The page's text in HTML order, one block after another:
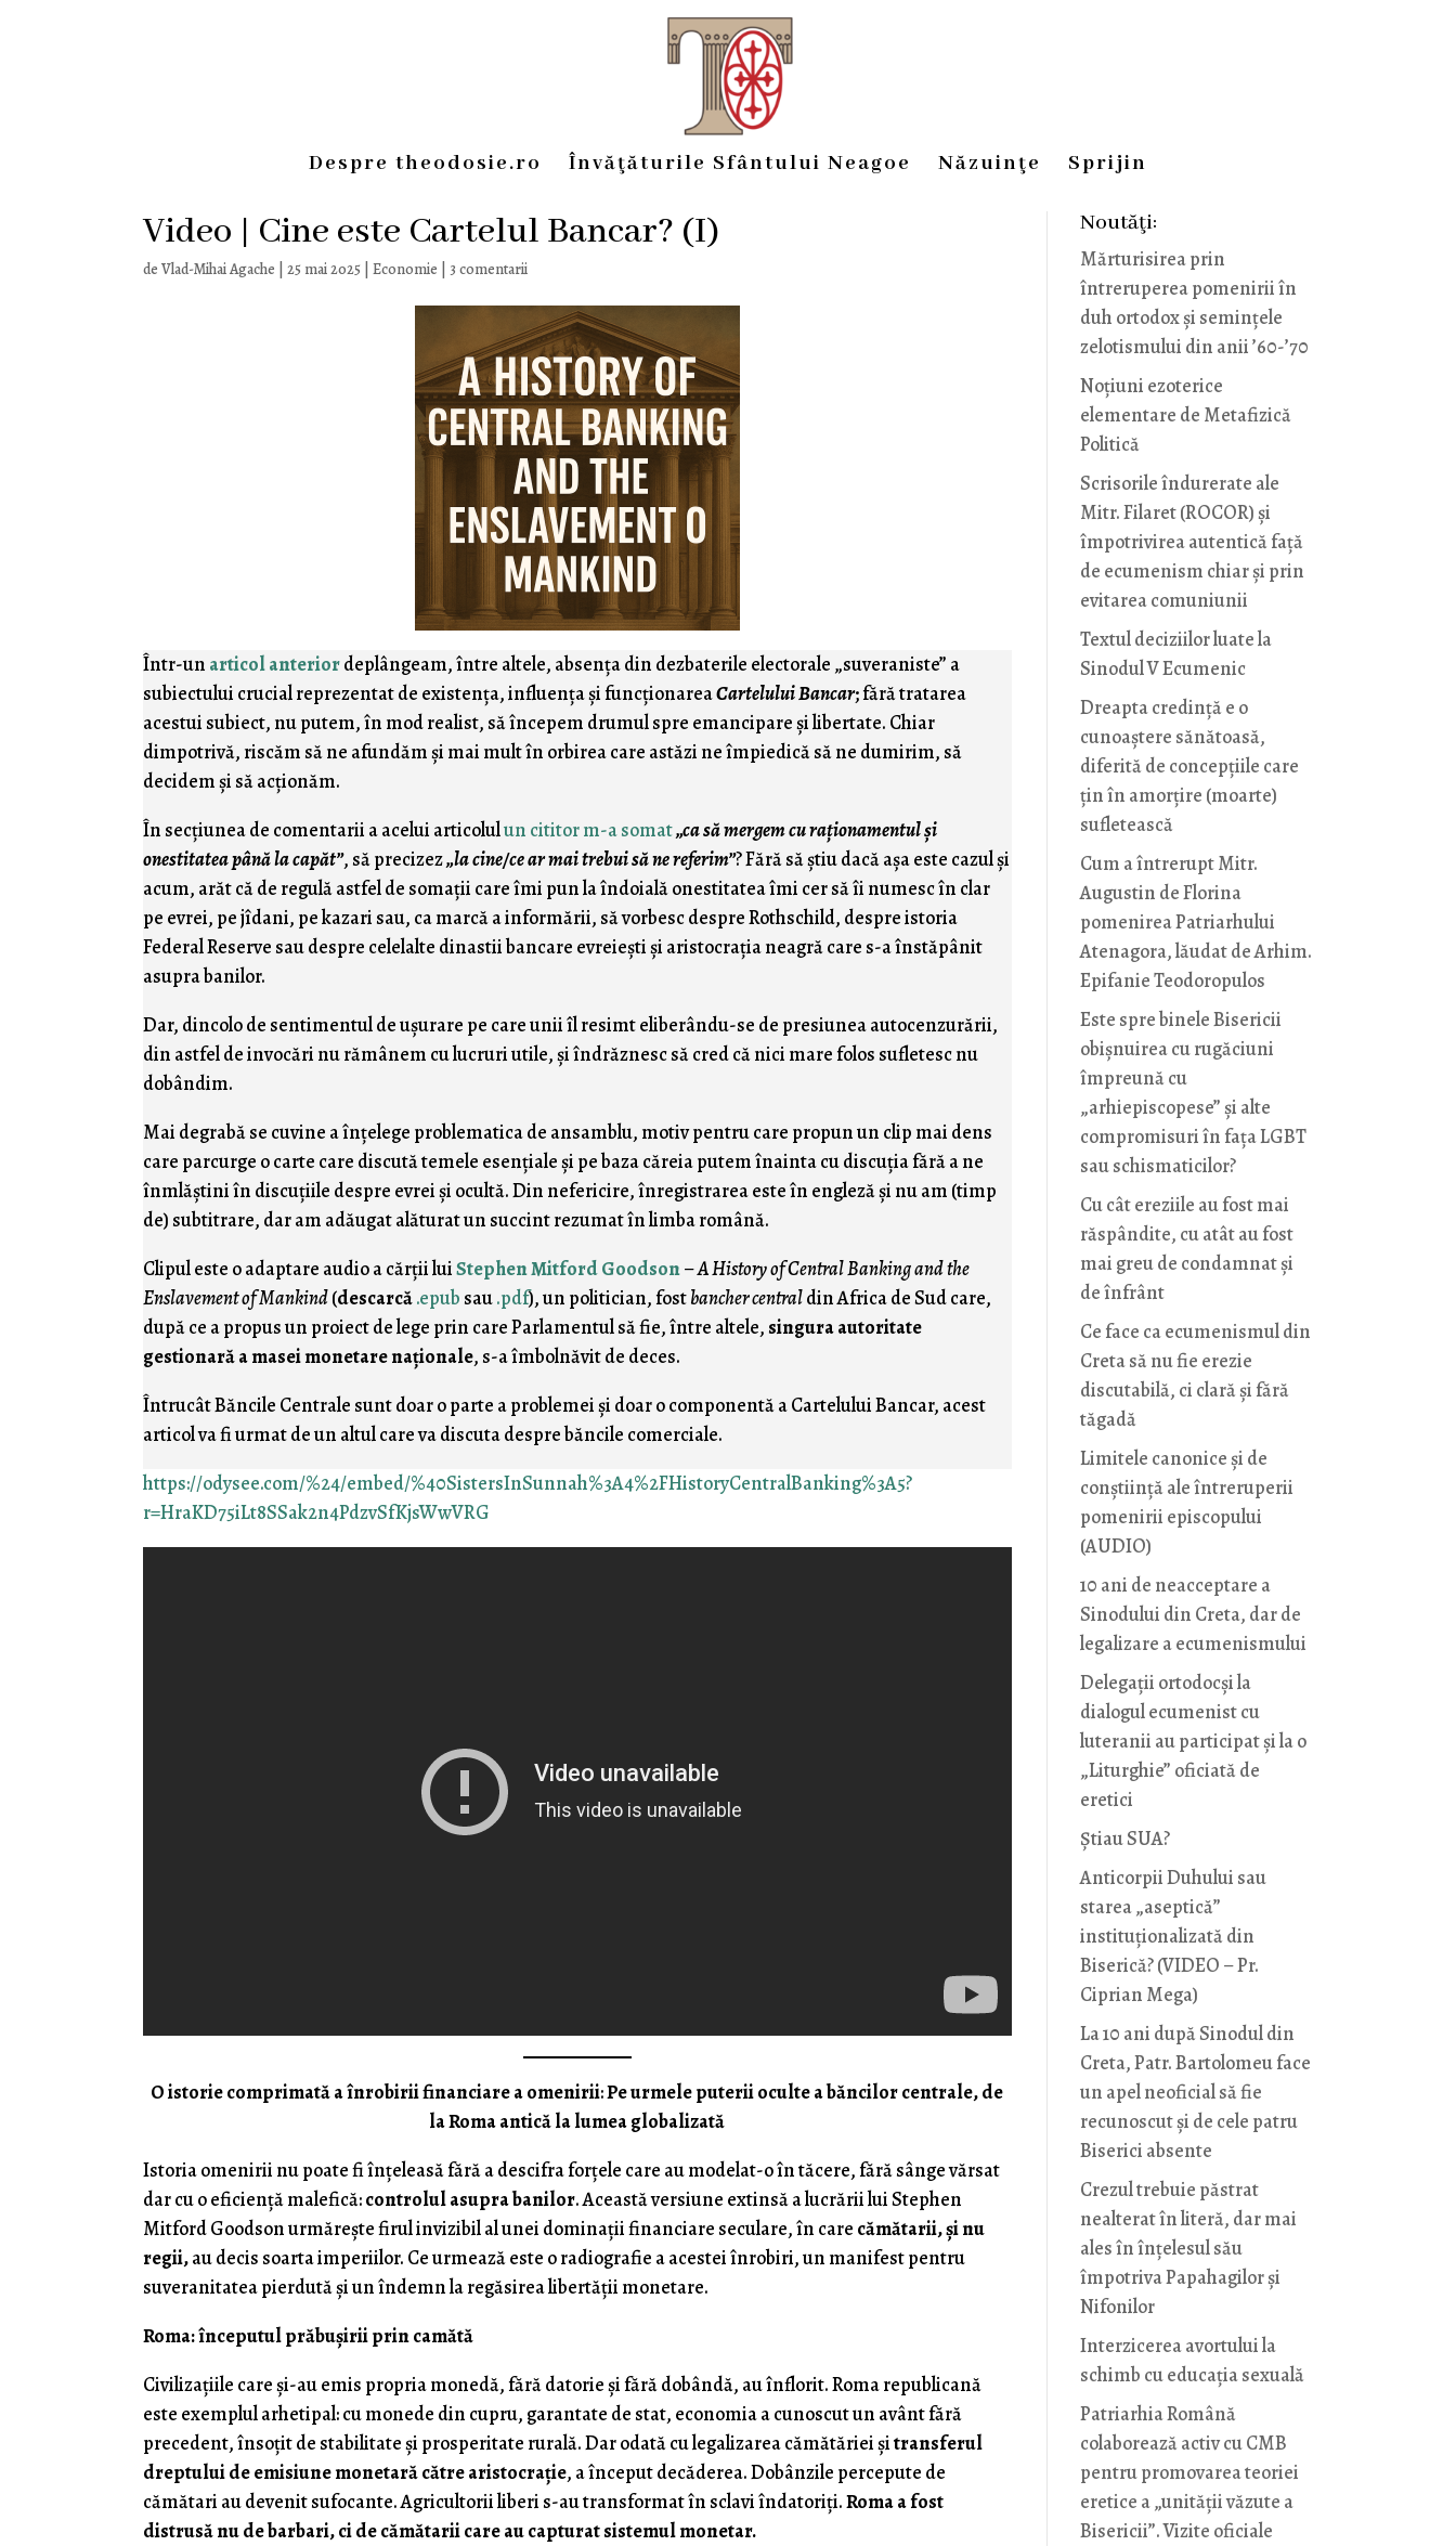
Despre theodosie.ro Învăţăturile Sfântului Neagoe Năzuinţe Sprijin
Video | Cine este Cartelul Bancar? (I)
de Vlad-Mihai Agache 25 mai 2025 Economie 3 comentarii
Într-un articol anteriordeplângeam, între altele, absenţa din dezbaterile electorale „suveraniste” a
subiectului crucial reprezentat de existenţa, influenţa şi funcţionareaCartelului Bancar; fără tratarea
acestui subiect, nu putem, în mod realist, să începem drumul spre emancipare şi libertate. Chiar
dimpotrivă, riscăm să ne afundăm şi mai mult în orbirea care astăzi ne împiedică să ne dumirim, să
decidem şi să acţionăm.
În secţiunea de comentarii a acelui articolulun cititor m-a somat„ca să mergem cu raționamentul şi
onestitatea până la capăt”, să precizez„la cine/ce ar mai trebui să ne referim”? Fără să ştiu dacă aşa este cazul şi
acum, arăt că de regulă astfel de somaţii care îmi pun la îndoială onestitatea îmi cer să îi numesc în clar
pe evrei, pe jîdani, pe kazari sau, ca marcă a informării, să vorbesc despre Rothschild, despre istoria
Federal Reserve sau despre celelalte dinastii bancare evreieşti şi aristocraţia neagră care s-a înstăpânit
asupra banilor.
Dar, dincolo de sentimentul de uşurare pe care unii îl resimt eliberându-se de presiunea autocenzurării,
din astfel de invocări nu rămânem cu lucruri utile, şi îndrăznesc să cred că nici mare folos sufletesc nu
dobândim.
Mai degrabă se cuvine a înţelege problematica de ansamblu, motiv pentru care propun un clip mai dens
care parcurge o carte care discută temele esenţiale şi pe baza căreia putem înainta cu discuţia fără a ne
înmlăştini în discuţiile despre evrei şi ocultă. Din nefericire, înregistrarea este în engleză şi nu am (timp
de) subtitrare, dar am adăugat alăturat un succint rezumat în limba română.
Clipul este o adaptare audio a cărţii luiStephen Mitford Goodson–A History of Central Banking and the
Enslavement of Mankind(descarcă.epub sau.pdf), un politician, fostbancher centraldin Africa de Sud care,
după ce a propus un proiect de lege prin care Parlamentul să fie, între altele, singura autoritate
gestionară a masei monetare naţionale, s-a îmbolnăvit de deces.
Întrucât Băncile Centrale sunt doar o parte a problemei şi doar o componentă a Cartelului Bancar, acest
articol va fi urmat de un altul care va discuta despre băncile comerciale.
https://odysee.com/%24/embed/%40SistersInSunnah%3A4%2FHistoryCentralBanking%3A5?
r=HraKD75iLt8SSak2n4PdzvSfKjsWwVRG
O istorie comprimată a înrobirii financiare a omenirii:Pe urmele puterii oculte a băncilor centrale, de
la Roma antică la lumea globalizată
Istoria omenirii nu poate fi înțeleasă fără a descifra forțele care au modelat-o în tăcere, fără sânge vărsat
dar cu o eficiență malefică:controlul asupra banilor. Această versiune extinsă a lucrării lui Stephen
Mitford Goodson urmărește firul invizibil al unei dominații financiare seculare, în care cămătarii, și nu
regii,au decis soarta imperiilor. Ce urmează este o radiografie a acestei înrobiri, un manifest pentru
suveranitatea pierdută și un îndemn la regăsirea libertății monetare.
Roma: începutul prăbușirii prin camătă
Civilizațiile care și-au emis propria monedă, fără datorie și fără dobândă, au înflorit. Roma republicană
este exemplul arhetipal: cu monede din cupru, garantate de stat, economia a cunoscut un avânt fără
precedent, însoțit de stabilitate și prosperitate rurală. Dar odată cu legalizarea cămătăriei șitransferul
dreptului de emisiune monetară către aristocrație, a început decăderea. Dobânzile percepute de
cămătari au devenit sufocante. Agricultorii liberi s-au transformat în sclavi îndatoriți.Roma a fost
distrusă nu de barbari, ci de cămătarii care au capturat sistemul monetar.
Noutăţi:
Mărturisirea prin
întreruperea pomenirii în
duh ortodox și semințele
zelotismului din anii ’60-’70
Noţiuni ezoterice
elementare de Metafizică
Politică
Scrisorile îndurerate ale
Mitr. Filaret (ROCOR) și
împotrivirea autentică față
de ecumenism chiar și prin
evitarea comuniunii
Textul deciziilor luate la
Sinodul V Ecumenic
Dreapta credință e o
cunoaștere sănătoasă,
diferită de concepțiile care
țin în amorțire (moarte)
sufletească
Cum a întrerupt Mitr.
Augustin de Florina
pomenirea Patriarhului
Atenagora, lăudat de Arhim.
Epifanie Teodoropulos
Este spre binele Bisericii
obișnuirea cu rugăciuni
împreună cu
„arhiepiscopese” și alte
compromisuri în fața LGBT
sau schismaticilor?
Cu cât ereziile au fost mai
răspândite, cu atât au fost
mai greu de condamnat și
de înfrânt
Ce face ca ecumenismul din
Creta să nu fie erezie
discutabilă, ci clară și fără
tăgadă
Limitele canonice și de
conștiință ale întreruperii
pomenirii episcopului
(AUDIO)
10 ani de neacceptare a
Sinodului din Creta, dar de
legalizare a ecumenismului
Delegații ortodocși la
dialogul ecumenist cu
luteranii au participat și la o
„Liturghie” oficiată de
eretici
Știau SUA?
Anticorpii Duhului sau
starea „aseptică”
instituționalizată din
Biserică? (VIDEO – Pr.
Ciprian Mega)
La 10 ani după Sinodul din
Creta, Patr. Bartolomeu face
un apel neoficial să fie
recunoscut și de cele patru
Biserici absente
Crezul trebuie păstrat
nealterat în literă, dar mai
ales în înțelesul său
împotriva Papahagilor și
Nifonilor
Interzicerea avortului la
schimb cu educaţia sexuală
Patriarhia Română
colaborează activ cu CMB
pentru promovarea teoriei
eretice a „unității văzute a
Bisericii”. Vizite oficiale